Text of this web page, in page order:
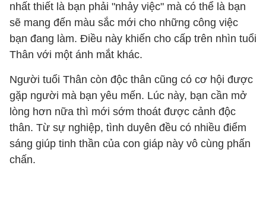
nhất thiết là bạn phải "nhảy việc" mà có thể là bạn
sẽ mang đến màu sắc mới cho những công việc
bạn đang làm. Điều này khiến cho cấp trên nhìn tuổi
Thân với một ánh mắt khác.
Người tuổi Thân còn độc thân cũng có cơ hội được
gặp người mà bạn yêu mến. Lúc này, bạn cần mở
lòng hơn nữa thì mới sớm thoát được cảnh độc
thân. Từ sự nghiệp, tình duyên đều có nhiều điểm
sáng giúp tinh thần của con giáp này vô cùng phấn
chấn.